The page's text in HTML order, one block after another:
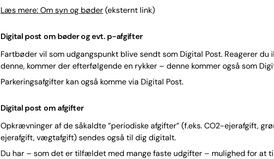
Læs mere: Om syn og bøder(eksternt link)
Digital post om bøder og evt. p-afgifter
Fartbøder vil som udgangspunkt blive sendt som Digital Post. Reagerer du
denne, kommer der efterfølgende en rykker – denne kommer også som
Parkeringsafgifter kan også komme via Digital Post.
Digital post om afgifter
Opkrævninger af de såkaldte ”periodiske afgifter” (f.eks. CO2-ejerafgift,
ejerafgift, vægtafgift) sendes også til dig digitalt.
Du har – som det er tilfældet med mange faste udgifter – mulighed for at